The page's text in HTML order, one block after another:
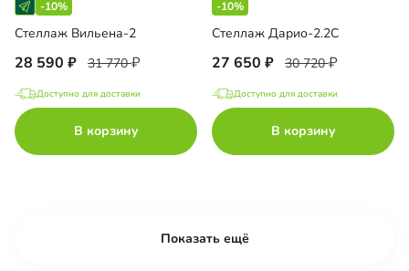
-10%
Стеллаж Вильена-2
28 590 31 770
Доступно для доставки
В корзину
-10%
Стеллаж Дарио-2.2С
27 650 30 720
Доступно для доставки
В корзину
Показать ещё